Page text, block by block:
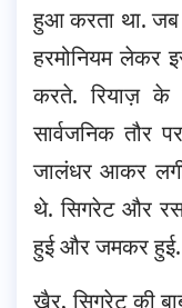
हुआ करता था.
हरमोनियम लेकर
करते. रियाज़ के
सार्वजनिक तौर
जालंधर आकर
थे. सिगरेट और
हुई और जमकर हुई.
खैर, सिगरेट की